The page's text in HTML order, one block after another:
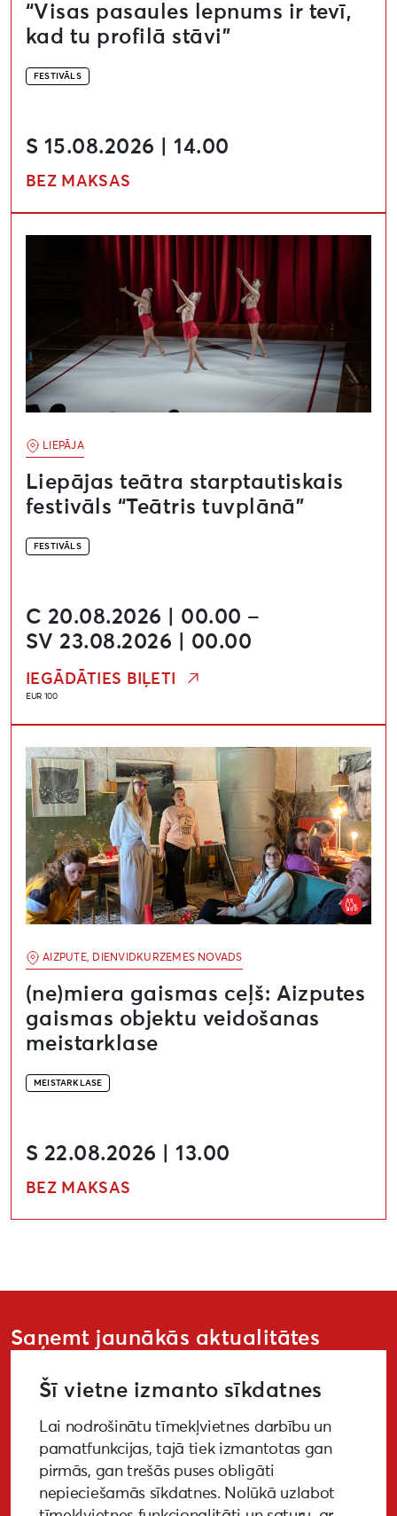
“Visas pasaules lepnums ir tevī,
kad tu profilā stāvi”
FESTIVĀLS
S 15.08.2026 | 14.00
BEZ MAKSAS
LIEPĀJA
Liepājas teātra starptautiskais
festivāls “Teātris tuvplānā”
FESTIVĀLS
C 20.08.2026 | 00.00 –
SV 23.08.2026 | 00.00
IEGĀDĀTIES BIĻETI
EUR 100
AIZPUTE, DIENVIDKURZEMES NOVADS
(ne)miera gaismas ceļš: Aizputes
gaismas objektu veidošanas
meistarklase
MEISTARKLASE
S 22.08.2026 | 13.00
BEZ MAKSAS
Saņemt jaunākās aktualitātes
PIETEIKTIES
Šī vietne izmanto sīkdatnes
Lai nodrošinātu tīmekļvietnes darbību un
pamatfunkcijas, tajā tiek izmantotas gan
pirmās, gan trešās puses obligāti
nepieciešamās sīkdatnes. Nolūkā uzlabot